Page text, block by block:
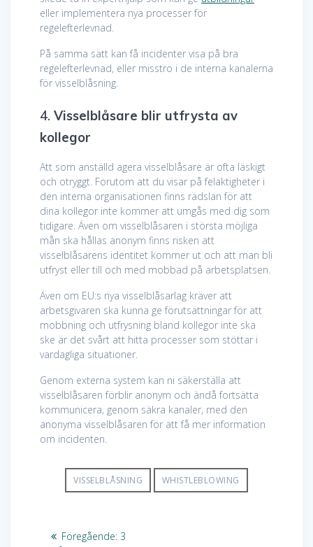
eller implementera nya processer för
regelefterlevnad.
På samma sätt kan få incidenter visa på bra
regelefterlevnad, eller misstro i de interna kanalerna
för visselblåsning.
4. Visselblåsare blir utfrysta av
kollegor
Att som anställd agera visselblåsare är ofta läskigt
och otryggt. Förutom att du visar på felaktigheter i
den interna organisationen finns rädslan för att
dina kollegor inte kommer att umgås med dig som
tidigare. Även om visselblåsaren i största möjliga
mån ska hållas anonym finns risken att
visselblåsarens identitet kommer ut och att man bli
utfryst eller till och med mobbad på arbetsplatsen.
Även om EU:s nya visselblåsarlag kräver att
arbetsgivaren ska kunna ge förutsättningar för att
mobbning och utfrysning bland kollegor inte ska
ske är det svårt att hitta processer som stöttar i
vardagliga situationer.
Genom externa system kan ni säkerställa att
visselblåsaren förblir anonym och ändå fortsätta
kommunicera, genom säkra kanaler, med den
anonyma visselblåsaren för att få mer information
om incidenten.
VISSELBLÅSNING WHISTLEBLOWING
Inläggsnavigering
Föregående: Föregående
3